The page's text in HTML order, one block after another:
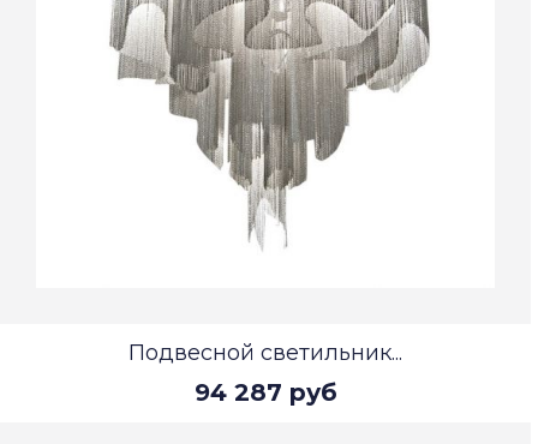
Подвесной светильник...
94 287 руб